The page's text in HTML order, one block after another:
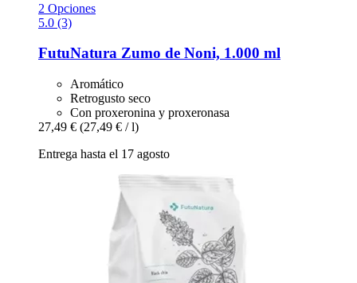
2 Opciones
5.0 (3)
FutuNatura Zumo de Noni, 1.000 ml
Aromático
Retrogusto seco
Con proxeronina y proxeronasa
27,49 € (27,49 € / l)
Entrega hasta el 17 agosto